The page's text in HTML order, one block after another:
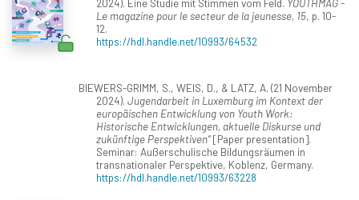
2024). Eine Studie mit Stimmen vom Feld. YOUTHMAG -
Le magazine pour le secteur de la jeunesse, 15, p. 10-
12.
https://hdl.handle.net/10993/64532
BIEWERS-GRIMM, S., WEIS, D., & LATZ, A. (21 November
2024). Jugendarbeit in Luxemburg im Kontext der
europäischen Entwicklung von Youth Work:
Historische Entwicklungen, aktuelle Diskurse und
zukünftige Perspektiven“[Paper presentation].
Seminar: Außerschulische Bildungsräumen in
transnationaler Perspektive, Koblenz, Germany.
https://hdl.handle.net/10993/63228